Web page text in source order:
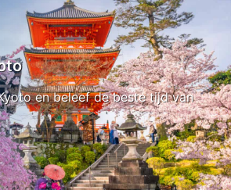
en beleef de beste tijd van